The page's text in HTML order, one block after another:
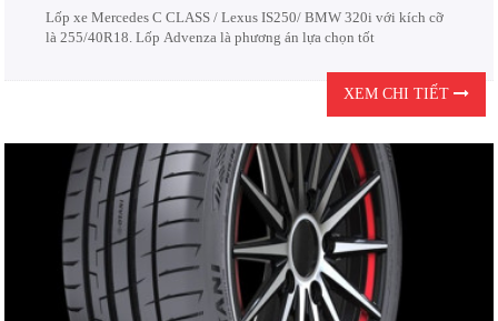
Lốp xe Mercedes C CLASS / Lexus IS250/ BMW 320i với kích cỡ
là 255/40R18. Lốp Advenza là phương án lựa chọn tốt
XEM CHI TIẾT